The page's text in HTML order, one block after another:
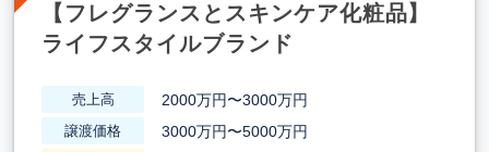
【フレグランスとスキンケア化粧品】
ライフスタイルブランド
売上高 2000万円〜3000万円
譲渡価格 3000万円〜5000万円